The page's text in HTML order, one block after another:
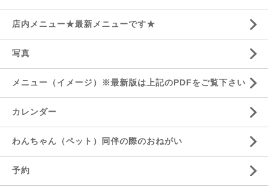
店内メニュー★最新メニューです★
写真
メニュー（イメージ）※最新版は上記のPDFをご覧下さい
カレンダー
わんちゃん（ペット）同伴の際のおねがい
予約